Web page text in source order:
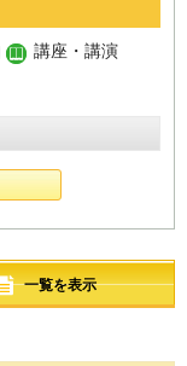
講座・講演
一覧を表示